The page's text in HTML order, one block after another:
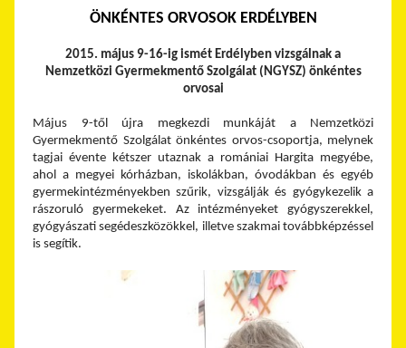
ÖNKÉNTES ORVOSOK ERDÉLYBEN
2015. május 9-16-ig ismét Erdélyben vizsgálnak a
Nemzetközi Gyermekmentő Szolgálat (NGYSZ) önkéntes
orvosai
Május 9-től újra megkezdi munkáját a Nemzetközi
Gyermekmentő Szolgálat önkéntes orvos-csoportja, melynek
tagjai évente kétszer utaznak a romániai Hargita megyébe,
ahol a megyei kórházban, iskolákban, óvodákban és egyéb
gyermekintézményekben szűrik, vizsgálják és gyógykezelik a
rászoruló gyermekeket. Az intézményeket gyógyszerekkel,
gyógyászati segédeszközökkel, illetve szakmai továbbképzéssel
is segítik.